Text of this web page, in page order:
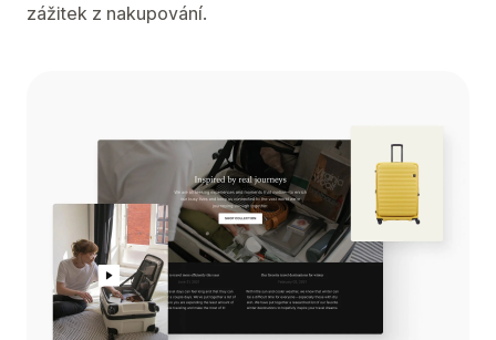
zážitek z nakupování.